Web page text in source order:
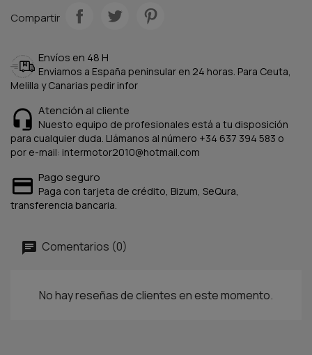
Compartir
Envíos en 48 H
Enviamos a España peninsular en 24 horas. Para Ceuta,
Melilla y Canarias pedir infor
Atención al cliente
Nuesto equipo de profesionales está a tu disposición
para cualquier duda. Llámanos al número +34 637 394 583 o
por e-mail: intermotor2010@hotmail.com
Pago seguro
Paga con tarjeta de crédito, Bizum, SeQura,
transferencia bancaria.
Comentarios (0)
No hay reseñas de clientes en este momento.